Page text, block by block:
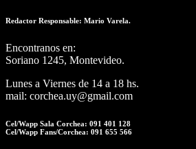
Redactor Responsable: Mario Varela.
Encontranos en:
Soriano 1245, Montevideo.
Lunes a Viernes de 14 a 18 hs.
mail: corchea.uy@gmail.com
Cel/Wapp Sala Corchea: 091 401 128
Cel/Wapp Fans/Corchea: 091 655 566